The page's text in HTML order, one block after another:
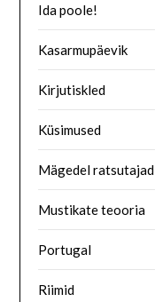
Ida poole!
Kasarmupäevik
Kirjutiskled
Küsimused
Mägedel ratsutajad
Mustikate teooria
Portugal
Riimid